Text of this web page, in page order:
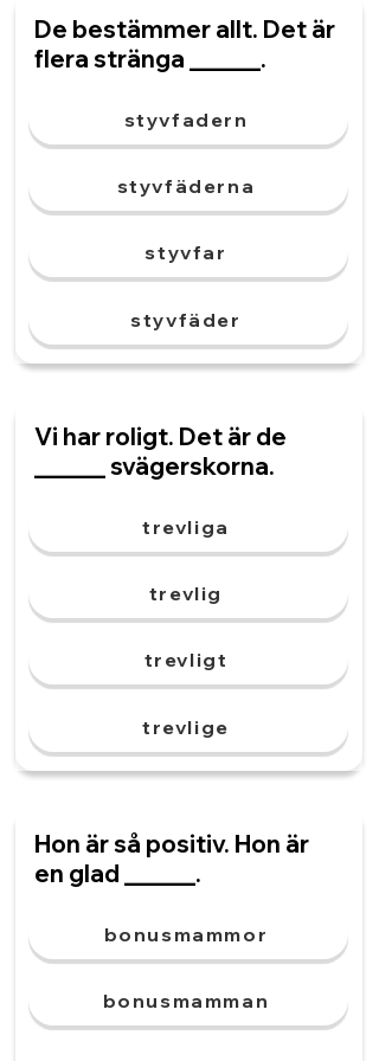
De bestämmer allt. Det är
flera stränga ______.
styvfadern
styvfäderna
styvfar
styvfäder
Vi har roligt. Det är de
______ svägerskorna.
trevliga
trevlig
trevligt
trevlige
Hon är så positiv. Hon är
en glad ______.
bonusmammor
bonusmamman